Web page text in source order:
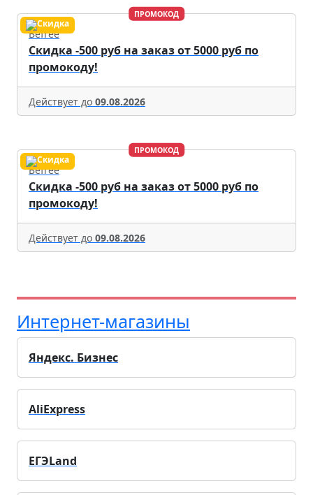
ПРОМОКОД
Befree
Скидка -500 руб на заказ от 5000 руб по
промокоду!
Действует до 09.08.2026
ПРОМОКОД
Befree
Скидка -500 руб на заказ от 5000 руб по
промокоду!
Действует до 09.08.2026
Интернет-магазины
Яндекс. Бизнес
AliExpress
ЕГЭLand